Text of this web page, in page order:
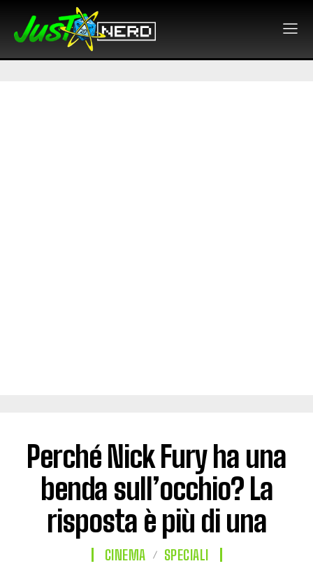
Perché Nick Fury ha una
benda sull’occhio? La
risposta è più di una
CINEMA SPECIALI